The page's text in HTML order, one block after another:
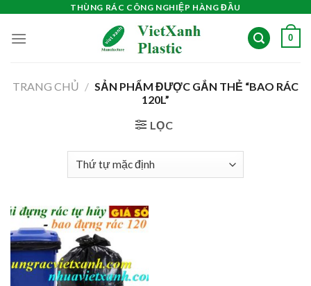
content
THÙNG RÁC CÔNG NGHIỆP HÀNG ĐẦU
0
TRANG CHỦ / SẢN PHẨM ĐƯỢC GẮN THẺ “BAO RÁC
120L”
LỌC